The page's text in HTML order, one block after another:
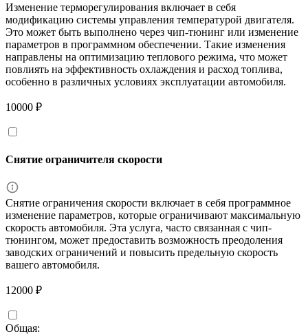
Изменение терморегулирования включает в себя
модификацию системы управления температурой двигателя.
Это может быть выполнено через чип-тюнинг или изменение
параметров в программном обеспечении. Такие изменения
направлены на оптимизацию теплового режима, что может
повлиять на эффективность охлаждения и расход топлива,
особенно в различных условиях эксплуатации автомобиля.
10000 ₽
Снятие ограничителя скорости
Снятие ограничения скорости включает в себя программное
изменение параметров, которые ограничивают максимальную
скорость автомобиля. Эта услуга, часто связанная с чип-
тюнингом, может предоставить возможность преодоления
заводских ограничений и повысить предельную скорость
вашего автомобиля.
12000 ₽
Общая: